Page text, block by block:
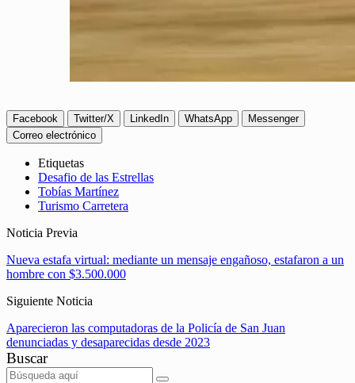
Facebook Twitter/X LinkedIn WhatsApp
Messenger
Correo electrónico
Etiquetas
Desafio de las Estrellas
Tobías Martínez
Turismo Carretera
Noticia Previa
Nueva estafa virtual: mediante un mensaje engañoso, estafaron a un
hombre con $3.500.000
Siguiente Noticia
Aparecieron las computadoras de la Policía de San Juan
denunciadas y desaparecidas desde 2023
Buscar